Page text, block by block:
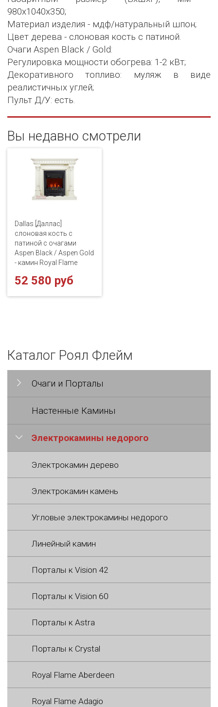
980х1040х350;
Материал изделия - мдф/натуральный шпон;
Цвет дерева - слоновая кость с патиной.
Очаги Aspen Black / Gold:
Регулировка мощности обогрева: 1-2 кВт;
Декоративного топливо: муляж в виде
реалистичных углей;
Пульт Д/У: есть.
Вы недавно смотрели
Dallas [Даллас]
слоновая кость с
патиной с очагами
Aspen Black / Aspen Gold
- камин Royal Flame
52 580 руб
Каталог Роял Флейм
Очаги и Порталы
Настенные Камины
Электрокамины недорого
Электрокамин дерево
Электрокамин камень
Угловые электрокамины недорого
Линейный камин
Порталы к Vision 42
Порталы к Vision 60
Порталы к Astra
Порталы к Crystal
Royal Flame Aberdeen
Royal Flame Adagio